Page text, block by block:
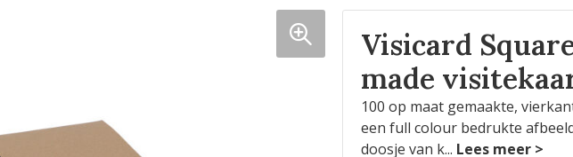
Visicard
made
100 op maat gemaakte,
een full colour bedrukte
doosje van k...